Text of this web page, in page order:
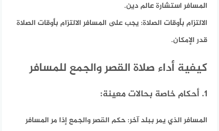
المسافر استشارة عالم دين.
الالتزام بأوقات الصلاة: يجب على المسافر الالتزام بأوقات الصلاة
قدر الإمكان.
كيفية أداء صلاة القصر والجمع للمسافر
1. أحكام خاصة بحالات معينة:
المسافر الذي يمر ببلد آخر: حكم القصر والجمع إذا مر المسافر